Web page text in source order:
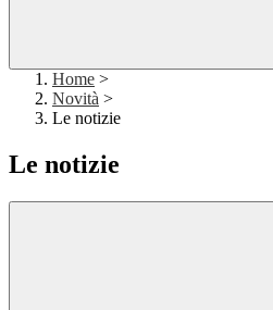
Home >
Novità >
Le notizie
Le notizie